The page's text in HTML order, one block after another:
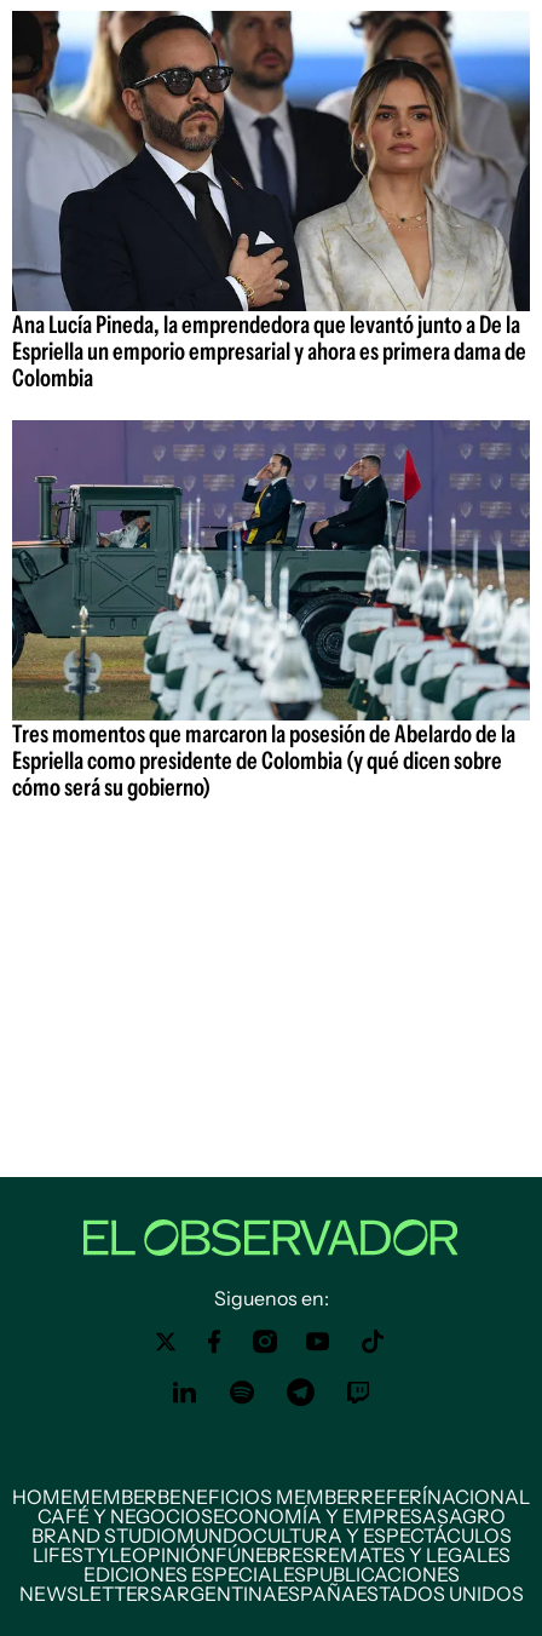
Ana Lucía Pineda, la emprendedora que levantó junto a De la
Espriella un emporio empresarial y ahora es primera dama de
Colombia
Tres momentos que marcaron la posesión de Abelardo de la
Espriella como presidente de Colombia (y qué dicen sobre
cómo será su gobierno)
Siguenos en:
HOMEMEMBERBENEFICIOS MEMBERREFERÍNACIONAL
CAFÉ Y NEGOCIOSECONOMÍA Y EMPRESASAGRO
BRAND STUDIOMUNDOCULTURA Y ESPECTÁCULOS
LIFESTYLEOPINIÓNFÚNEBRESREMATES Y LEGALES
EDICIONES ESPECIALESPUBLICACIONES
NEWSLETTERSARGENTINAESPAÑAESTADOS UNIDOS